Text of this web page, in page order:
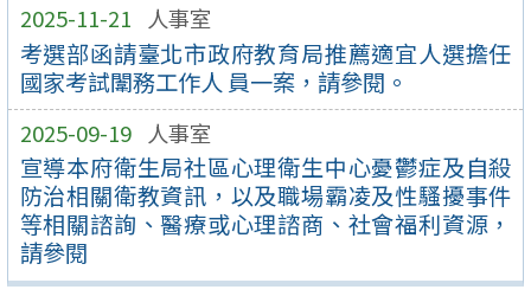
2025-11-21 人事室
考選部函請臺北市政府教育局推薦適宜人選擔任
國家考試闈務工作人 員一案，請參閱。
2025-09-19 人事室
宣導本府衛生局社區心理衛生中心憂鬱症及自殺
防治相關衛教資訊，以及職場霸凌及性騷擾事件
等相關諮詢、醫療或心理諮商、社會福利資源，
請參閱